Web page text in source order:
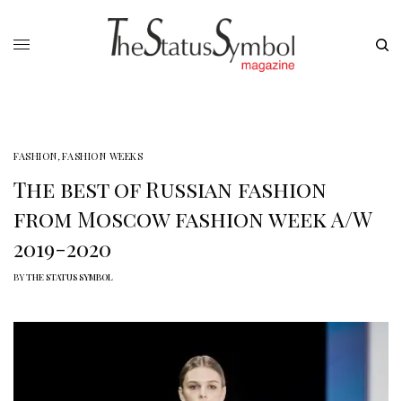
FASHION,FASHION WEEKS
The best of Russian fashion
from Moscow fashion week A/W
2019-2020
BYTHE STATUS SYMBOL